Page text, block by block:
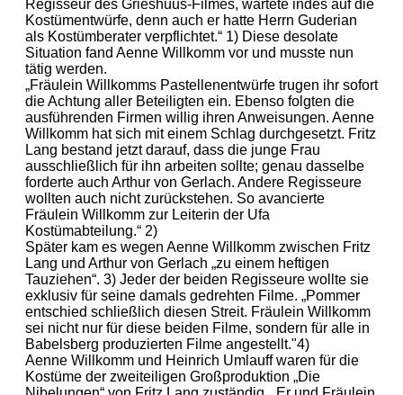
Regisseur des Grieshuus-Filmes, wartete indes auf die
Kostümentwürfe, denn auch er hatte Herrn Guderian
als Kostümberater verpflichtet.“ 1) Diese desolate
Situation fand Aenne Willkomm vor und musste nun
tätig werden.
„Fräulein Willkomms Pastellenentwürfe trugen ihr sofort
die Achtung aller Beteiligten ein. Ebenso folgten die
ausführenden Firmen willig ihren Anweisungen. Aenne
Willkomm hat sich mit einem Schlag durchgesetzt. Fritz
Lang bestand jetzt darauf, dass die junge Frau
ausschließlich für ihn arbeiten sollte; genau dasselbe
forderte auch Arthur von Gerlach. Andere Regisseure
wollten auch nicht zurückstehen. So avancierte
Fräulein Willkomm zur Leiterin der Ufa
Kostümabteilung.“ 2)
Später kam es wegen Aenne Willkomm zwischen Fritz
Lang und Arthur von Gerlach „zu einem heftigen
Tauziehen“. 3) Jeder der beiden Regisseure wollte sie
exklusiv für seine damals gedrehten Filme. „Pommer
entschied schließlich diesen Streit. Fräulein Willkomm
sei nicht nur für diese beiden Filme, sondern für alle in
Babelsberg produzierten Filme angestellt."4)
Aenne Willkomm und Heinrich Umlauff waren für die
Kostüme der zweiteiligen Großproduktion „Die